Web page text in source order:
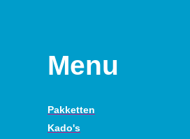
Menu
Pakketten
Kado's